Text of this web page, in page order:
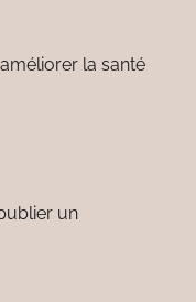
la santé
un